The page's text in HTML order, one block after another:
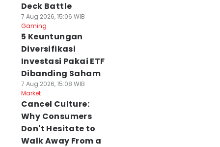
Deck Battle
7 Aug 2026, 15:06 WIB
Gaming
5 Keuntungan
Diversifikasi
Investasi Pakai ETF
Dibanding Saham
7 Aug 2026, 15:08 WIB
Market
Cancel Culture:
Why Consumers
Don't Hesitate to
Walk Away From a